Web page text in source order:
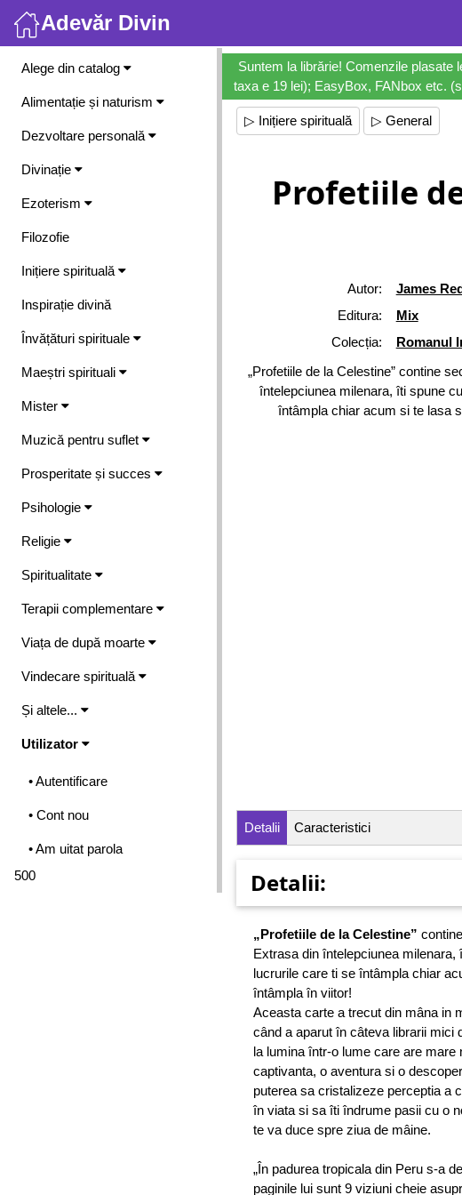
Adevăr Divin
Meniu
Alege din catalog
Alimentație și naturism
Dezvoltare personală
Divinație
Ezoterism
Filozofie
Inițiere spirituală
Inspirație divină
Învățături spirituale
Maeștri spirituali
Mister
Muzică pentru suflet
Prosperitate și succes
Psihologie
Religie
Spiritualitate
Terapii complementare
Viața de după moarte
Vindecare spirituală
Și altele...
Utilizator
• Autentificare
• Cont nou
• Am uitat parola
500
Suntem la librărie! Comenzile
taxa e 19 lei); EasyBox, FANbox etc.
▷ Inițiere spirituală ▷ General
Profetiile
Autor:
James
Editura:
Mix
Colecția:
Romanul
„Profetiile de la Celestine” contine
întelepciunea milenara, îti spune
întâmpla chiar acum si te lasa
Detalii Caracteristici
Detalii:
„Profetiile de la Celestine”
Extrasa din întelepciunea
lucrurile care ti se întâmpla chiar
întâmpla în viitor!
Aceasta carte a trecut din mâna in
când a aparut în câteva librarii mici
la lumina într-o lume care are
captivanta, o aventura si o
puterea sa cristalizeze perceptia a
în viata si sa îti îndrume pasii cu o
te va duce spre ziua de mâine.
„În padurea tropicala din Peru s-a
paginile lui sunt 9 viziuni cheie